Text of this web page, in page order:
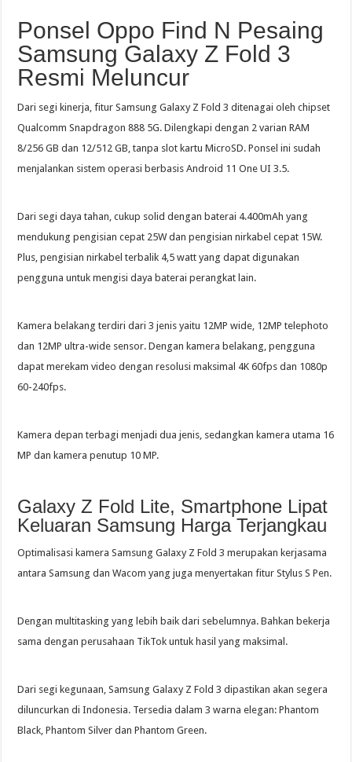
Ponsel Oppo Find N Pesaing
Samsung Galaxy Z Fold 3
Resmi Meluncur
Dari segi kinerja, fitur Samsung Galaxy Z Fold 3 ditenagai oleh chipset
Qualcomm Snapdragon 888 5G. Dilengkapi dengan 2 varian RAM
8/256 GB dan 12/512 GB, tanpa slot kartu MicroSD. Ponsel ini sudah
menjalankan sistem operasi berbasis Android 11 One UI 3.5.
Dari segi daya tahan, cukup solid dengan baterai 4.400mAh yang
mendukung pengisian cepat 25W dan pengisian nirkabel cepat 15W.
Plus, pengisian nirkabel terbalik 4,5 watt yang dapat digunakan
pengguna untuk mengisi daya baterai perangkat lain.
Kamera belakang terdiri dari 3 jenis yaitu 12MP wide, 12MP telephoto
dan 12MP ultra-wide sensor. Dengan kamera belakang, pengguna
dapat merekam video dengan resolusi maksimal 4K 60fps dan 1080p
60-240fps.
Kamera depan terbagi menjadi dua jenis, sedangkan kamera utama 16
MP dan kamera penutup 10 MP.
Galaxy Z Fold Lite, Smartphone Lipat
Keluaran Samsung Harga Terjangkau
Optimalisasi kamera Samsung Galaxy Z Fold 3 merupakan kerjasama
antara Samsung dan Wacom yang juga menyertakan fitur Stylus S Pen.
Dengan multitasking yang lebih baik dari sebelumnya. Bahkan bekerja
sama dengan perusahaan TikTok untuk hasil yang maksimal.
Dari segi kegunaan, Samsung Galaxy Z Fold 3 dipastikan akan segera
diluncurkan di Indonesia. Tersedia dalam 3 warna elegan: Phantom
Black, Phantom Silver dan Phantom Green.